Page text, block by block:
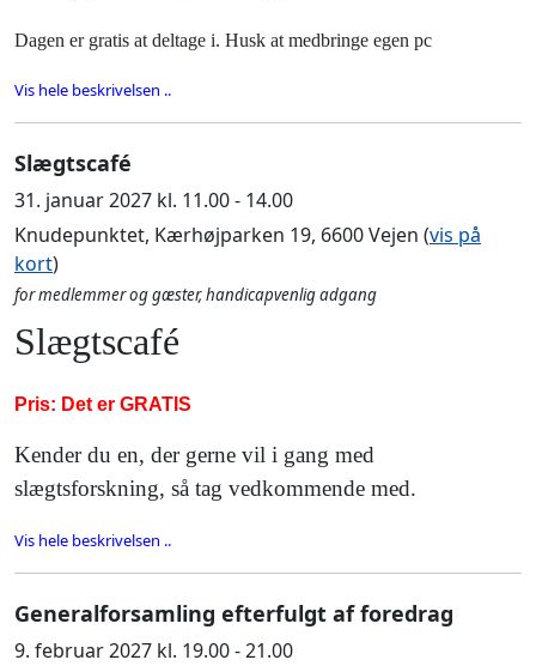
Dagen er gratis at deltage i. Husk at medbringe egen pc
Vis hele beskrivelsen ..
Slægtscafé
31. januar 2027 kl. 11.00 - 14.00
Knudepunktet, Kærhøjparken 19, 6600 Vejen (vis på
kort)
for medlemmer og gæster, handicapvenlig adgang
Slægtscafé
Pris: Det er GRATIS
Kender du en, der gerne vil i gang med
slægtsforskning, så tag vedkommende med.
Vis hele beskrivelsen ..
Generalforsamling efterfulgt af foredrag
9. februar 2027 kl. 19.00 - 21.00